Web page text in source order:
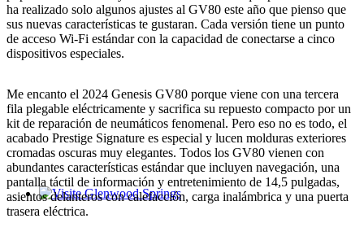
Glenwood Springs - Bello y Encantador
ha realizado solo algunos ajustes al GV80 este año que pienso que
sus nuevas características te gustaran. Cada versión tiene un punto
de acceso Wi-Fi estándar con la capacidad de conectarse a cinco
dispositivos especiales.
Me encanto el 2024 Genesis GV80 porque viene con una tercera
fila plegable eléctricamente y sacrifica su repuesto compacto por un
kit de reparación de neumáticos fenomenal. Pero eso no es todo, el
acabado Prestige Signature es especial y lucen molduras exteriores
cromadas oscuras muy elegantes. Todos los GV80 vienen con
abundantes características estándar que incluyen navegación, una
pantalla táctil de información y entretenimiento de 14,5 pulgadas,
asientos delanteros con calefacción, carga inalámbrica y una puerta
trasera eléctrica.